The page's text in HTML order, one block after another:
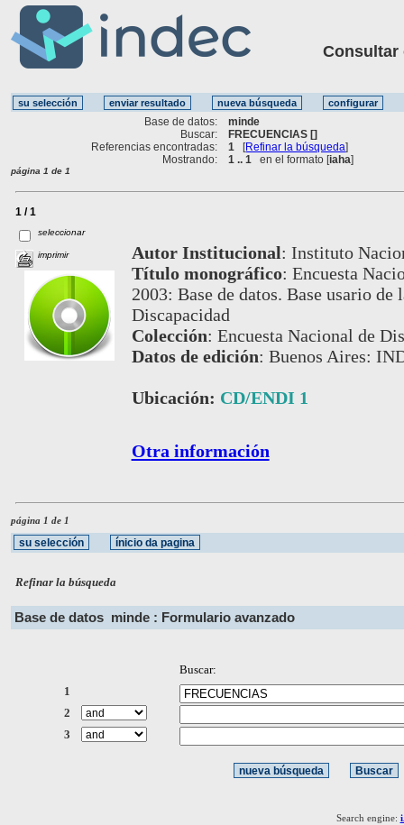
Consultar
Base de datos:
minde
Buscar:
FRECUENCIAS []
Referencias encontradas:
1 [Refinar la búsqueda]
Mostrando:
1 .. 1 en el formato [iaha]
página 1 de 1
1 / 1
seleccionar
imprimir Autor Institucional: Instituto
Título monográfico: Encuesta
2003: Base de datos. Base usario
Discapacidad
Colección: Encuesta Nacional de
Datos de edición: Buenos Aires:
Ubicación: CD/ENDI 1
Otra información
página 1 de 1
Refinar la búsqueda
Base de datos minde : Formulario avanzado
Buscar:
1
2
3
Search engine: